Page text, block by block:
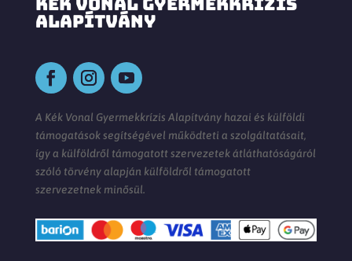
ALAPÍTVÁNY
A Kék Vonal Gyermekkrízis Alapítvány hazai és külföldi
támogatások segítségével működteti a szolgáltatásait,
így a külföldről támogatott szervezetek átláthatóságáról
szóló törvény alapján külföldről támogatott
szervezetnek minősül.